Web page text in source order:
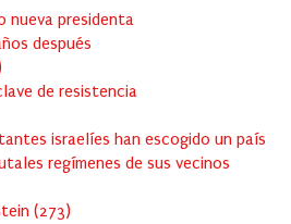
nueva presidenta
después
de resistencia
israelíes han escogido un país
regímenes de sus vecinos
(273)